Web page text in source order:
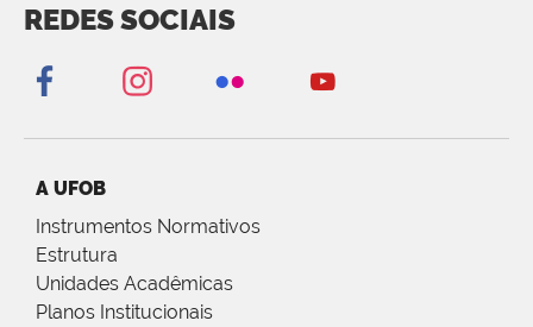
REDES SOCIAIS
A UFOB
Instrumentos Normativos
Estrutura
Unidades Acadêmicas
Planos Institucionais